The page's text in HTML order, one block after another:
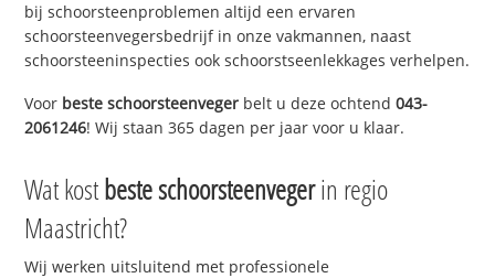
bij schoorsteenproblemen altijd een ervaren
schoorsteenvegersbedrijf in onze vakmannen, naast
schoorsteeninspecties ook schoorstseenlekkages verhelpen.
Voor beste schoorsteenveger belt u deze ochtend043-
2061246! Wij staan 365 dagen per jaar voor u klaar.
Wat kostbeste schoorsteenvegerin regio
Maastricht?
Wij werken uitsluitend met professionele